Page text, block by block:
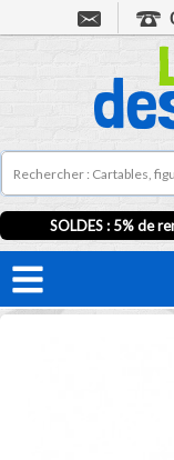
SOLDES : 5% de